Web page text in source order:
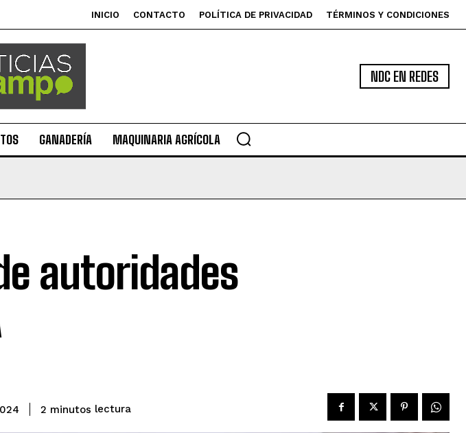
INICIO CONTACTO POLÍTICA DE PRIVACIDAD TÉRMINOS Y CONDICIONES
NDC EN REDES
GANADERÍA MAQUINARIA AGRÍCOLA
autoridades
2 minutos lectura